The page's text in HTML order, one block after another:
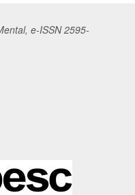
e-ISSN 2595-